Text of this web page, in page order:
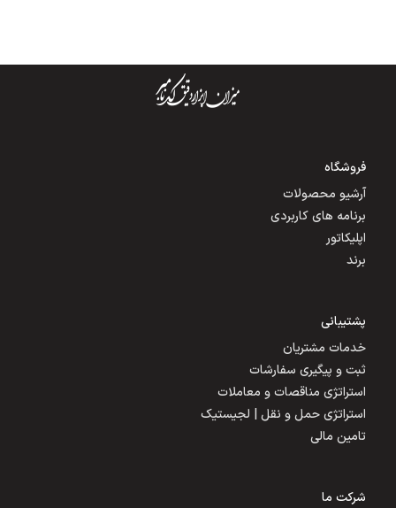
فروشگاه
آرشیو محصولات
برنامه های کاربردی
اپلیکاتور
برند
پشتیبانی
خدمات مشتریان
ثبت و پیگیری سفارشات
استراتژی مناقصات و معاملات
استراتژی حمل و نقل | لجیستیک
تامین مالی
شرکت ما